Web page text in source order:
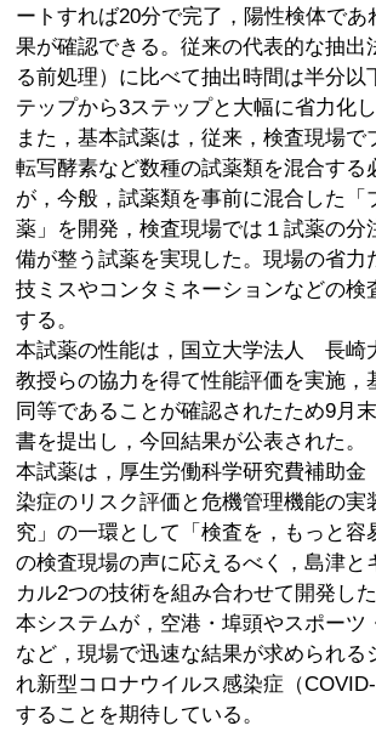
ートすれば20分で完了，陽性検体であ
果が確認できる。従来の代表的な抽出
る前処理）に比べて抽出時間は半分以
テップから3ステップと大幅に省力化し
また，基本試薬は，従来，検査現場で
転写酵素など数種の試薬類を混合する
が，今般，試薬類を事前に混合した「
薬」を開発，検査現場では１試薬の分
備が整う試薬を実現した。現場の省力
技ミスやコンタミネーションなどの検
する。
本試薬の性能は，国立大学法人 長
教授らの協力を得て性能評価を実施，
同等であることが確認されたため9月
書を提出し，今回結果が公表された。
本試薬は，厚生労働科学研究費補助金
染症のリスク評価と危機管理機能の実
究」の一環として「検査を，もっと容
の検査現場の声に応えるべく，島津と
カル2つの技術を組み合わせて開発した
本システムが，空港・埠頭やスポーツ
など，現場で迅速な結果が求められる
れ新型コロナウイルス感染症（
することを期待している。